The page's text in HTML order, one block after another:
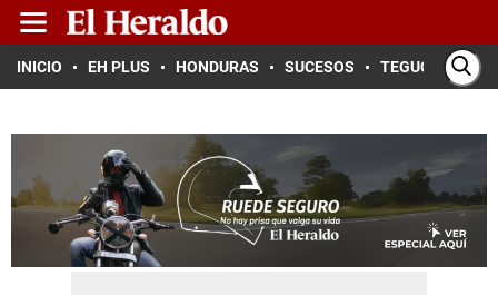
INICIO EH PLUS HONDURAS SUCESOS TEGUCIGALPA